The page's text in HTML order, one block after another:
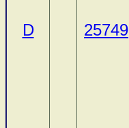
D 25749